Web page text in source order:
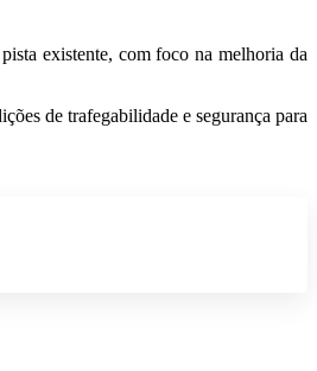
existente, com foco na melhoria da
de trafegabilidade e segurança para